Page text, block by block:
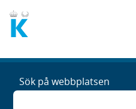
Sök på webbplatsen